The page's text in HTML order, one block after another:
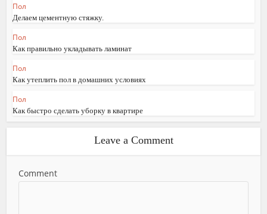
Пол
Делаем цементную стяжку.
Пол
Как правильно укладывать ламинат
Пол
Как утеплить пол в домашних условиях
Пол
Как быстро сделать уборку в квартире
Leave a Comment
Comment